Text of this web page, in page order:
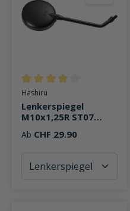
Durchschnittliche
Hashiru
Lenkerspiegel
M10x1,25R ST07
Ab CHF 29.90